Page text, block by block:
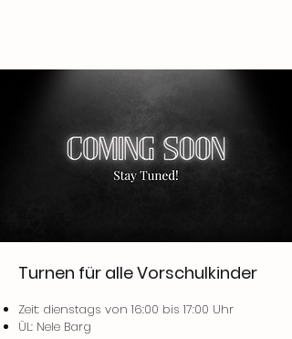
Turnen für alle Vorschulkinder
Zeit: dienstags von 16:00 bis 17:00 Uhr
ÜL: Nele Barg